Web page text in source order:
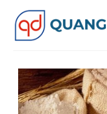
content